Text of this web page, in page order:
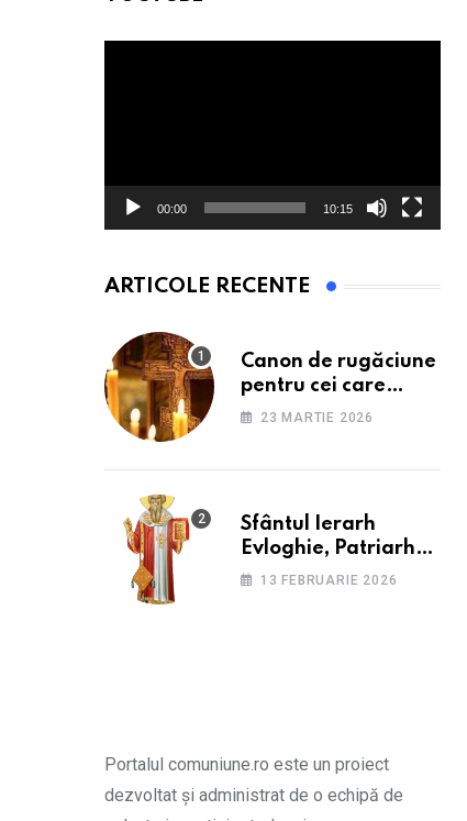
00:00 10:15
ARTICOLE RECENTE
Canon de rugăciune
pentru cei care
suferă de depresie și
23 MARTIE 2026
Sfântul Ierarh
Evloghie, Patriarhul
Alexandriei
13 FEBRUARIE 2026
Portalul comuniune.ro este un proiect
dezvoltat și administrat de o echipă de